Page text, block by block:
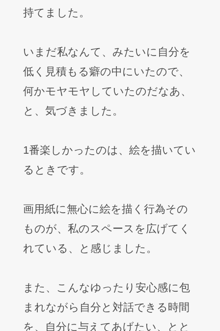
持てました。
いまだ私なんて、みたいに自分を
低く見積もる癖の中にいたので、
何かモヤモヤしていたのだなあ、
と、気づきました。
1番楽しかったのは、絵を描いてい
るときです。
画用紙に無心に絵を描く行為その
ものが、私のスペースを広げてく
れている、と感じました。
また、こんなゆったり安心感に包
まれながら自分と対話できる時間
を、自分に与えてあげたい、とと